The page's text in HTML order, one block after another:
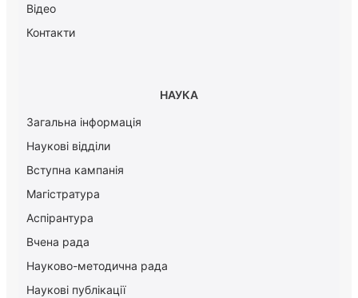
Відео
Контакти
НАУКА
Загальна інформація
Наукові відділи
Вступна кампанія
Магістратура
Аспірантура
Вчена рада
Науково-методична рада
Наукові публікації